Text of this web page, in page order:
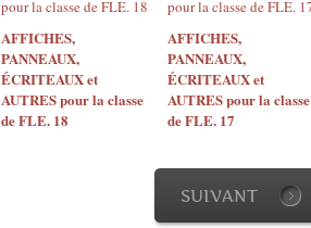
AFFICHES,
PANNEAUX,
ÉCRITEAUX et
AUTRES pour la classe
de FLE. 18
AFFICHES,
PANNEAUX,
ÉCRITEAUX et
AUTRES pour la classe
de FLE. 17
SUIVANT